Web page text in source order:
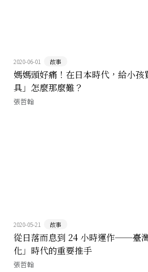
2020-06-01 故事
媽媽頭好痛！在日本時代，給小孩
具」怎麼那麼難？
張哲翰
2020-05-21 故事
從日落而息到 24 小時運作──臺
化」時代的重要推手
張哲翰